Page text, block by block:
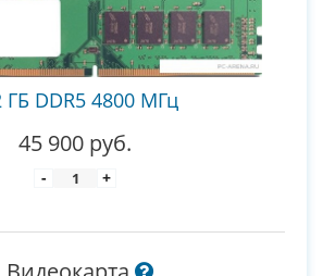
ГБ DDR5 4800 МГц
45 900 руб.
- +